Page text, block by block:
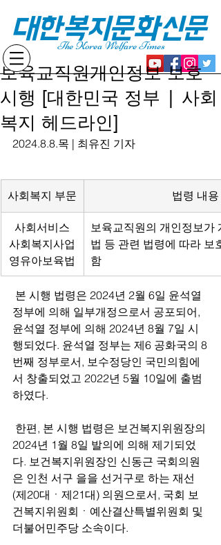
대한복지문화신문
The Korea Welfare Times
보육교직원개인정보 보호
시행 [대한민국 정부 | 사회
복지 헤드라인]
2024.8.8.목 | 최유진 기자
사회복지 부문 법령 내용
사회서비스
사회복지사업
영유아보육법
보육교직원의 개인정보가
법 등 관련 법령에 따라 보
함
정부에 의해 일부개정으로서 공포되어,
윤석열 정부에 의해 2024년 8월 7일 시
행되었다. 윤석열 정부는 제6 공화국의 8
번째 정부로서, 보수정당인 국민의힘에
서 창출되었고 2022년 5월 10일에 출범
하였다.
한편, 본 시행 법령은 보건복지위원장의
2024년 1월 8일 발의에 의해 제기되었
다. 보건복지위원장인 신동근 국회의원
은 인천 서구 을을 선거구로 하는 재선
(제20대ㆍ제21대) 의원으로서, 국회 보
건복지위원회ㆍ예산결산특별위원회 및
더불어민주당 소속이다.